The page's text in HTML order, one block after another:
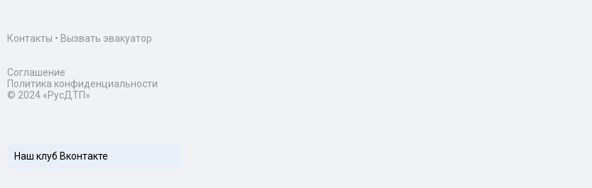
Контакты • Вызвать эвакуатор
Соглашение
Политика конфиденциальности
© 2024 «РусДТП»
Наш клуб Вконтакте